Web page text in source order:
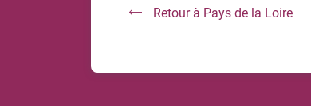
Retour à Pays de la Loire